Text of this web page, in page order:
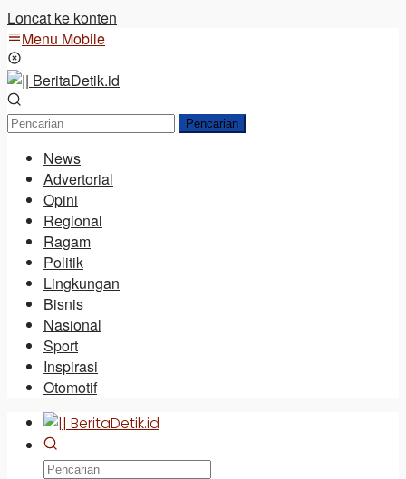
Loncat ke konten
Menu Mobile
Pencarian
News
Advertorial
Opini
Regional
Ragam
Politik
Lingkungan
Bisnis
Nasional
Sport
Inspirasi
Otomotif